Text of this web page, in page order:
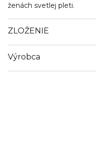
ženách svetlej pleti.
ZLOŽENIE
Výrobca